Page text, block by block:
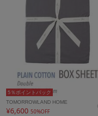
5％ポイントバック
TOMORROWLAND HOME
¥6,600 50%OFF